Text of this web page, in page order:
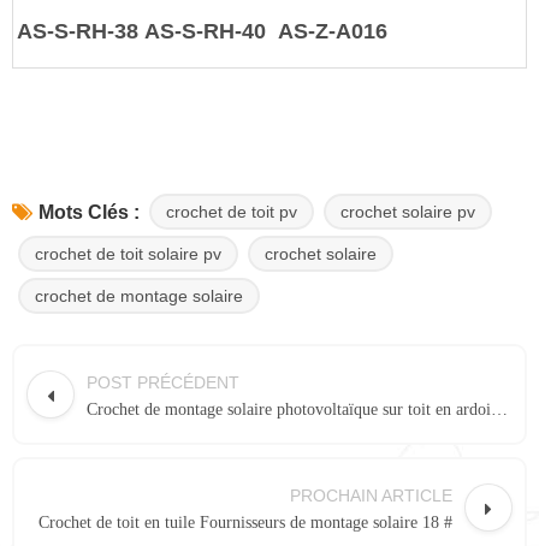
AS-S-RH-38 AS-S-RH-40 AS-Z-A016
Mots Clés : crochet de toit pv crochet solaire pv
crochet de toit solaire pv crochet solaire
crochet de montage solaire
POST PRÉCÉDENT
PROCHAIN ARTICLE
Crochet de toit en tuile Fournisseurs de montage solaire 18 #